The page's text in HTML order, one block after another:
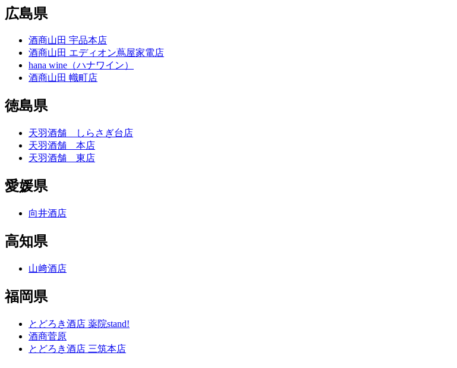
広島県
酒商山田 宇品本店
酒商山田 エディオン蔦屋家電店
hana wine（ハナワイン）
酒商山田 幟町店
徳島県
天羽酒舗 しらさぎ台店
天羽酒舗 本店
天羽酒舗 東店
愛媛県
向井酒店
高知県
山﨑酒店
福岡県
とどろき酒店 薬院stand!
酒商菅原
とどろき酒店 三筑本店